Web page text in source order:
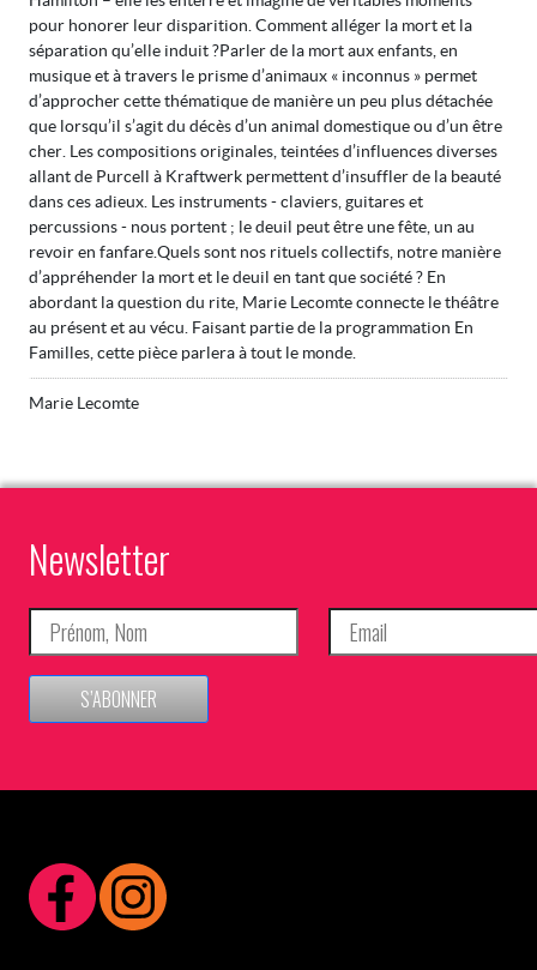
pour honorer leur disparition. Comment alléger la mort et la
séparation qu’elle induit ?Parler de la mort aux enfants, en
musique et à travers le prisme d’animaux « inconnus » permet
d’approcher cette thématique de manière un peu plus détachée
que lorsqu’il s’agit du décès d’un animal domestique ou d’un être
cher. Les compositions originales, teintées d’influences diverses
allant de Purcell à Kraftwerk permettent d’insuffler de la beauté
dans ces adieux. Les instruments - claviers, guitares et
percussions - nous portent ; le deuil peut être une fête, un au
revoir en fanfare.Quels sont nos rituels collectifs, notre manière
d’appréhender la mort et le deuil en tant que société ? En
abordant la question du rite, Marie Lecomte connecte le théâtre
au présent et au vécu. Faisant partie de la programmation En
Familles, cette pièce parlera à tout le monde.
Marie Lecomte
Newsletter
S’ABONNER